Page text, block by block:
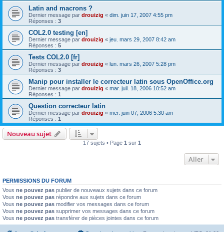
Latin and macrons ?
Dernier message par drouizig « dim. juin 17, 2007 4:55 pm
Réponses : 3
COL2.0 testing [en]
Dernier message par drouizig « jeu. mars 29, 2007 8:42 am
Réponses : 5
Tests COL2.0 [fr]
Dernier message par drouizig « lun. mars 26, 2007 5:28 pm
Réponses : 3
Manip pour installer le correcteur latin sous OpenOffice.org
Dernier message par drouizig « mar. juil. 18, 2006 10:52 am
Réponses : 1
Question correcteur latin
Dernier message par drouizig « mer. juin 07, 2006 5:30 am
Réponses : 1
Nouveau sujet
17 sujets • Page 1 sur 1
Aller
PERMISSIONS DU FORUM
Vous ne pouvez pas publier de nouveaux sujets dans ce forum
Vous ne pouvez pas répondre aux sujets dans ce forum
Vous ne pouvez pas modifier vos messages dans ce forum
Vous ne pouvez pas supprimer vos messages dans ce forum
Vous ne pouvez pas transférer de pièces jointes dans ce forum